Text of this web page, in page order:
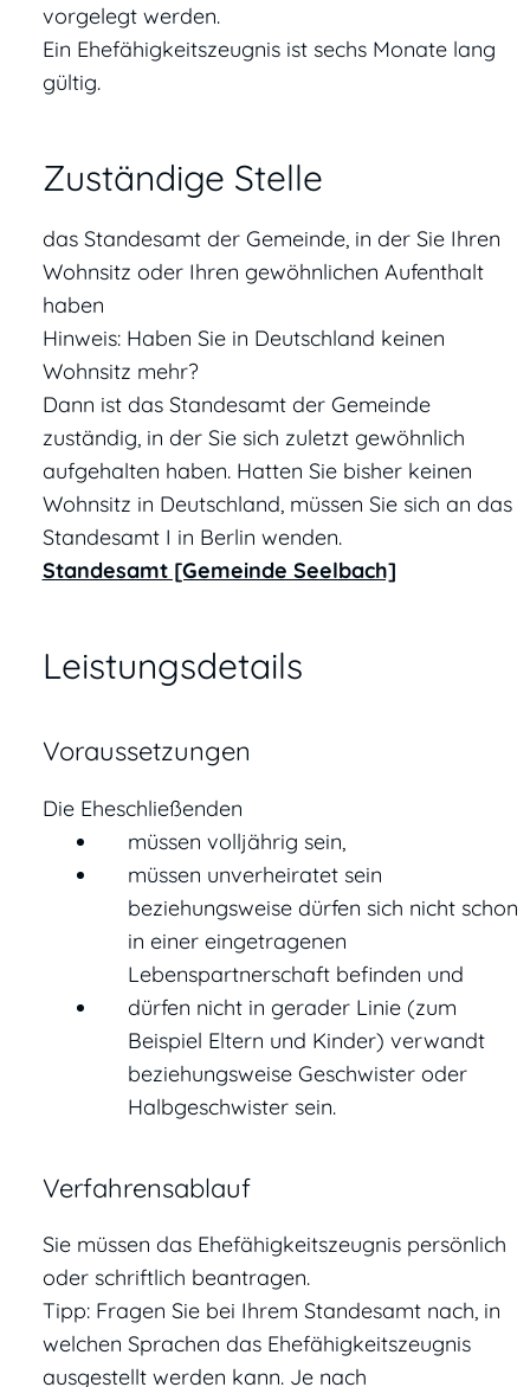
vorgelegt werden.
Ein Ehefähigkeitszeugnis ist sechs Monate lang
gültig.
Zuständige Stelle
das Standesamt der Gemeinde, in der Sie Ihren
Wohnsitz oder Ihren gewöhnlichen Aufenthalt
haben
Hinweis: Haben Sie in Deutschland keinen
Wohnsitz mehr?
Dann ist das Standesamt der Gemeinde
zuständig, in der Sie sich zuletzt gewöhnlich
aufgehalten haben. Hatten Sie bisher keinen
Wohnsitz in Deutschland, müssen Sie sich an das
Standesamt I in Berlin wenden.
Standesamt [Gemeinde Seelbach]
Leistungsdetails
Voraussetzungen
Die Eheschließenden
müssen volljährig sein,
müssen unverheiratet sein
beziehungsweise dürfen sich nicht schon
in einer eingetragenen
Lebenspartnerschaft befinden und
dürfen nicht in gerader Linie (zum
Beispiel Eltern und Kinder) verwandt
beziehungsweise Geschwister oder
Halbgeschwister sein.
Verfahrensablauf
Sie müssen das Ehefähigkeitszeugnis persönlich
oder schriftlich beantragen.
Tipp: Fragen Sie bei Ihrem Standesamt nach, in
welchen Sprachen das Ehefähigkeitszeugnis
ausgestellt werden kann. Je nach